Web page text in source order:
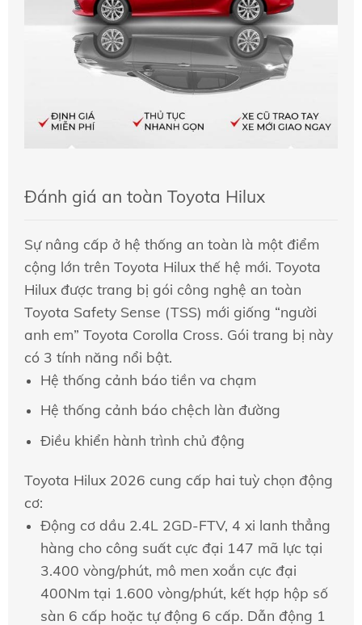
Đánh giá an toàn Toyota Hilux
Sự nâng cấp ở hệ thống an toàn là một điểm
cộng lớn trên Toyota Hilux thế hệ mới. Toyota
Hilux được trang bị gói công nghệ an toàn
Toyota Safety Sense (TSS) mới giống “người
anh em” Toyota Corolla Cross. Gói trang bị này
có 3 tính năng nổi bật.
Hệ thống cảnh báo tiền va chạm
Hệ thống cảnh báo chệch làn đường
Điều khiển hành trình chủ động
Toyota Hilux 2026 cung cấp hai tuỳ chọn động
cơ:
Động cơ dầu 2.4L 2GD-FTV, 4 xi lanh thẳng
hàng cho công suất cực đại 147 mã lực tại
3.400 vòng/phút, mô men xoắn cực đại
400Nm tại 1.600 vòng/phút, kết hợp hộp số
sàn 6 cấp hoặc tự động 6 cấp. Dẫn động 1